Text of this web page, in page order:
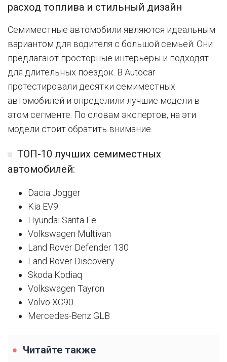
расход топлива и стильный дизайн
Семиместные автомобили являются идеальным
вариантом для водителя с большой семьей. Они
предлагают просторные интерьеры и подходят
для длительных поездок. В Autocar
протестировали десятки семиместных
автомобилей и определили лучшие модели в
этом сегменте. По словам экспертов, на эти
модели стоит обратить внимание.
ТОП-10 лучших семиместных
автомобилей:
Dacia Jogger
Kia EV9
Hyundai Santa Fe
Volkswagen Multivan
Land Rover Defender 130
Land Rover Discovery
Skoda Kodiaq
Volkswagen Tayron
Volvo XC90
Mercedes-Benz GLB
Читайте также